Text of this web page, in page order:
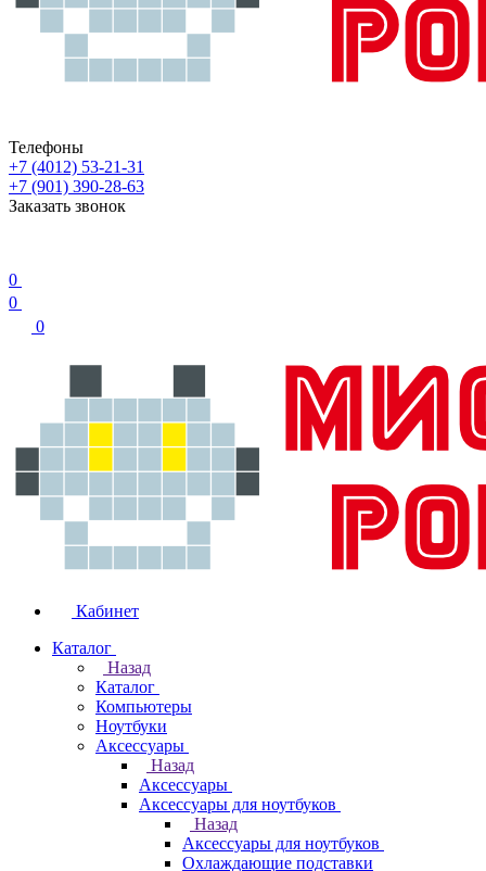
Телефоны
+7 (4012) 53-21-31
+7 (901) 390-28-63
Заказать звонок
0
0
0
Кабинет
Каталог
Назад
Каталог
Компьютеры
Ноутбуки
Аксессуары
Назад
Аксессуары
Аксессуары для ноутбуков
Назад
Аксессуары для ноутбуков
Охлаждающие подставки